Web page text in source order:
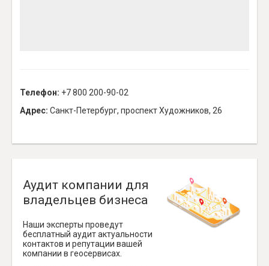
Телефон: +7 800 200-90-02
Адрес: Санкт-Петербург, проспект Художников, 26
Аудит компании для
владельцев бизнеса
Наши эксперты проведут
бесплатный аудит актуальности
контактов и репутации вашей
компании в геосервисах.